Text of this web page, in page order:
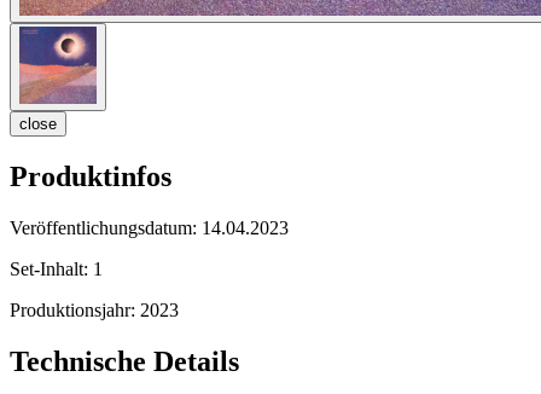
close
Produktinfos
Veröffentlichungsdatum: 14.04.2023
Set-Inhalt: 1
Produktionsjahr: 2023
Technische Details